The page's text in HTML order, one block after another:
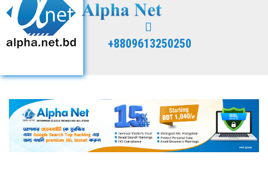
+8809613250250